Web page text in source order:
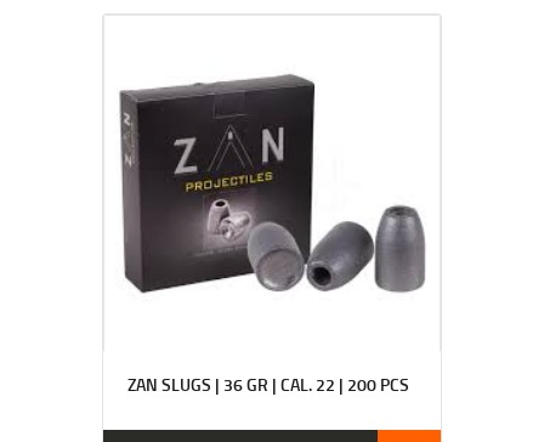
ZAN SLUGS | 36 GR | CAL. 22 | 200 PCS